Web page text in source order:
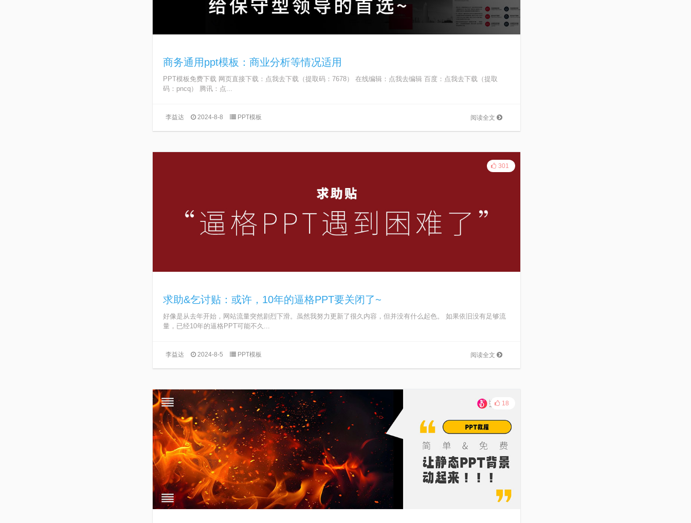
商务通用ppt模板：商业分析等情况适用
PPT模板免费下载 网页直接下载：点我去下载（提取码：7678） 在线编辑：点我去编辑 百度：点我去下载（提取
码：pncq） 腾讯：点...
阅读全文
李益达 2024-8-8 PPT模板
301
求助&乞讨贴：或许，10年的逼格PPT要关闭了~
好像是从去年开始，网站流量突然剧烈下滑。虽然我努力更新了很久内容，但并没有什么起色。 如果依旧没有足够流
量，已经10年的逼格PPT可能不久...
阅读全文
李益达 2024-8-5 PPT模板
18